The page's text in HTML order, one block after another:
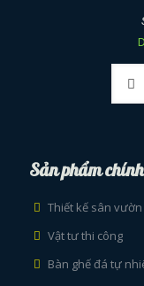
Sản phẩm chính
Thiết kế sân vườn
Vật tư thi công
Bàn ghế đá tự